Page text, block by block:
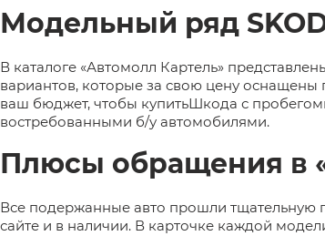
Модельный ряд
В каталоге «Автомолл Картель»
вариантов, которые за свою цену
ваш бюджет, чтобы купитьШкода с
востребованными б/у автомобилями.
Плюсы обращения в
Все подержанные авто прошли тщательную
сайте и в наличии. В карточке каждой